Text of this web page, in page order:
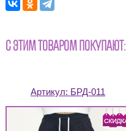
С ЭТИМ ТОВАРОМ ПОКУПАЮТ:
Артикул: БРД-011